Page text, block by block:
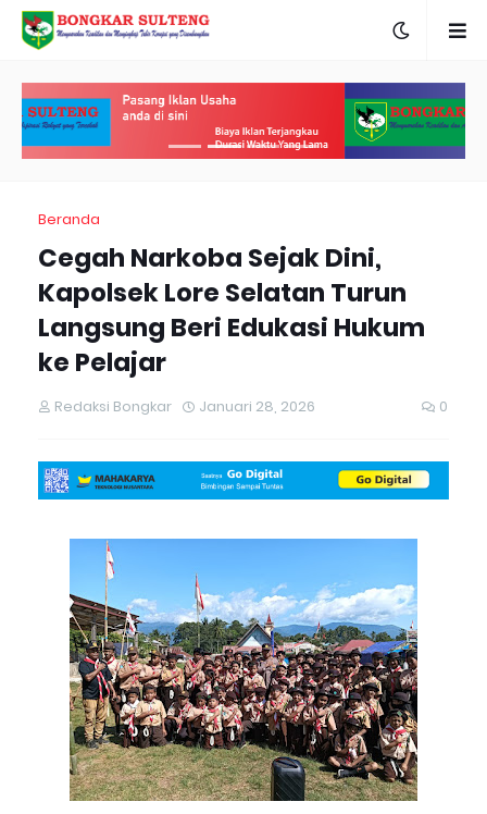
Beranda
Cegah Narkoba Sejak Dini,
Kapolsek Lore Selatan Turun
Langsung Beri Edukasi Hukum
ke Pelajar
Redaksi Bongkar Januari 28, 2026 0